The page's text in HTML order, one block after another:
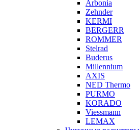
Arbonia
Zehnder
KERMI
BERGERR
ROMMER
Stelrad
Buderus
Millennium
AXIS
NED Thermo
PURMO
KORADO
Viessmann
LEMAX